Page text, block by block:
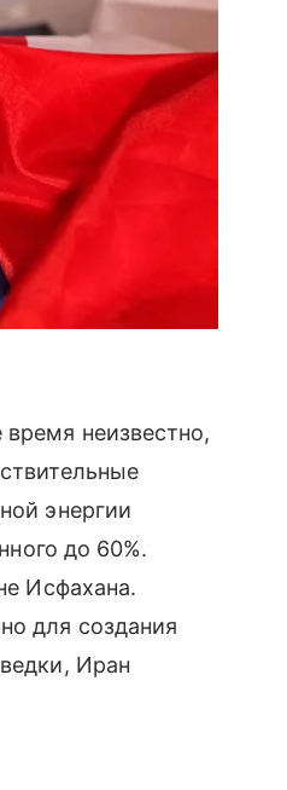
неизвестно,
энергии
до 60%.
Исфахана.
для создания
Иран